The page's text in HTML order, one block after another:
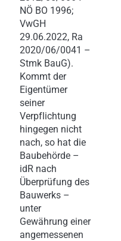
NÖ BO 1996;
VwGH
29.06.2022, Ra
2020/06/0041 –
Stmk BauG).
Kommt der
Eigentümer
seiner
Verpflichtung
hingegen nicht
nach, so hat die
Baubehörde –
idR nach
Überprüfung des
Bauwerks –
unter
Gewährung einer
angemessenen